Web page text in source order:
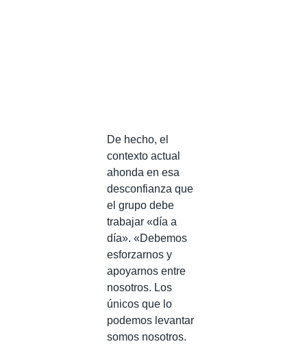
De hecho, el
contexto actual
ahonda en esa
desconfianza que
el grupo debe
trabajar «día a
día». «Debemos
esforzarnos y
apoyarnos entre
nosotros. Los
únicos que lo
podemos levantar
somos nosotros.